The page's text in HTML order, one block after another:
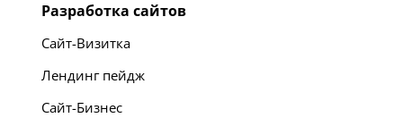
Разработка сайтов
Сайт-Визитка
Лендинг пейдж
Сайт-Бизнес